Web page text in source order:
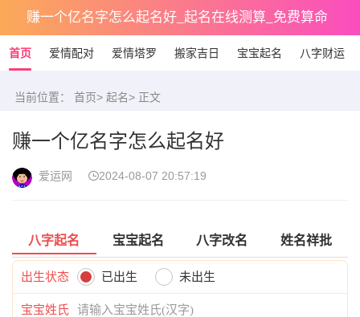
赚一个亿名字怎么起名好_起名在线测算_免费算命
首页 爱情配对 爱情塔罗 搬家吉日 宝宝起名 八字财运
当前位置： 首页> 起名> 正文
赚一个亿名字怎么起名好
爱运网 2024-08-07 20:57:19
八字起名 宝宝起名 八字改名 姓名祥批
出生状态 已出生 未出生
宝宝姓氏